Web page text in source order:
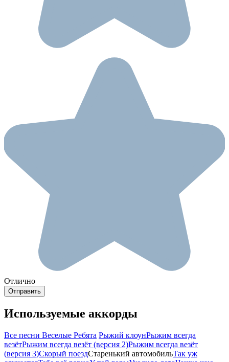
Отлично
Используемые аккорды
Все песни Веселые Ребята Рыжий клоунРыжим всегда
везётРыжим всегда везёт (версия 2)Рыжим всегда везёт
(версия 3)Скорый поездСтаренький автомобильТак уж